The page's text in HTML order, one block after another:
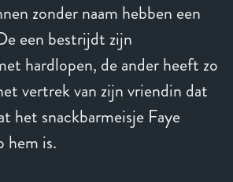
zonder naam hebben een
een bestrijdt zijn
hardlopen, de ander heeft zo
vertrek van zijn vriendin dat
het snackbarmeisje Faye
hem is.